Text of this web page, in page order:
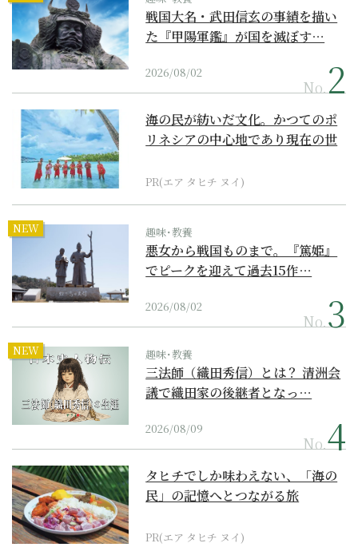
戦国大名・武田信玄の事績を描い
た『甲陽軍鑑』が国を滅ぼす…
2026/08/02
No.
海の民が紡いだ文化。かつてのポ
リネシアの中心地であり現在の世
PR(エア タヒチ ヌイ)
NEW 趣味･教養
悪女から戦国ものまで。『篤姫』
でピークを迎えて過去15作…
2026/08/02
No.
NEW 趣味･教養
三法師（織田秀信）とは？ 清洲会
議で織田家の後継者となっ…
2026/08/09
No.
タヒチでしか味わえない、「海の
民」の記憶へとつながる旅
PR(エア タヒチ ヌイ)